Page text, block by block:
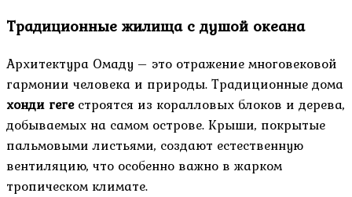
Традиционные жилища с душой океана
Архитектура Омаду – это отражение многовековой
гармонии человека и природы. Традиционные дома
хонди гегестроятся из коралловых блоков и дерева,
добываемых на самом острове. Крыши, покрытые
пальмовыми листьями, создают естественную
вентиляцию, что особенно важно в жарком
тропическом климате.